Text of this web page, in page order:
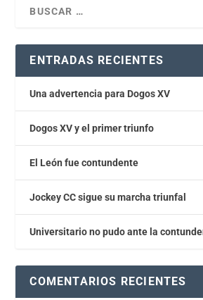
ENTRADAS RECIENTES
Una advertencia para Dogos XV
Dogos XV y el primer triunfo
El León fue contundente
Jockey CC sigue su marcha triunfal
Universitario no pudo ante la
COMENTARIOS RECIENTES